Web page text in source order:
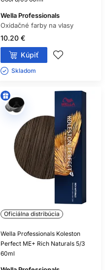
Wella Professionals
Oxidačné farby na vlasy
10.20 €
Kúpiť
Skladom ㅤ
Oficiálna distribúcia
Wella Professionals Koleston
Perfect ME+ Rich Naturals 5/3
60ml